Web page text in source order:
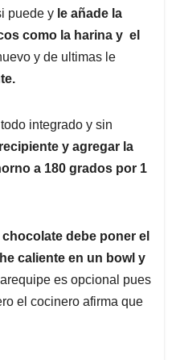
puede y le añade la
como la harina y el
y de ultimas le
integrado y sin
y agregar la
a 180 grados por 1
debe poner el
caliente en un bowl y
es opcional pues
el cocinero afirma que